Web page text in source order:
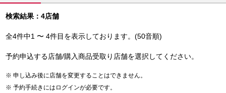
検索結果：4店舗
全4件中1 〜 4件目を表示しております。(50音順)
予約申込する店舗/購入商品受取り店舗を選択してください。
申し込み後に店舗を変更することはできません。
予約手続きにはログインが必要です。